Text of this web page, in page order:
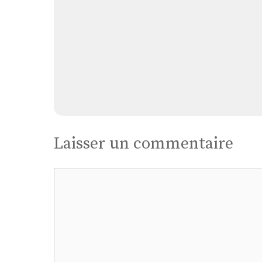
Laisser un commentaire